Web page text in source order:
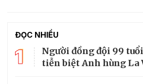
ĐỌC NHIỀU
1
Người đồng đội 99
tiễn biệt Anh hùng La